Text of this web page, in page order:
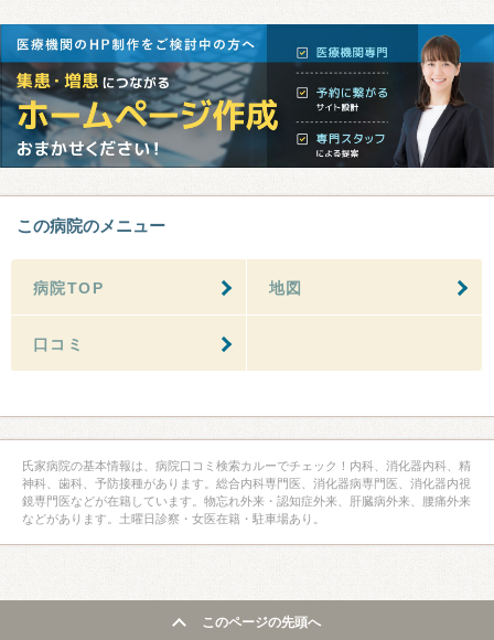
この病院のメニュー
病院TOP 地図
口コミ
氏家病院の基本情報は、病院口コミ検索カルーでチェック！内科、消化器内科、精
神科、歯科、予防接種があります。総合内科専門医、消化器病専門医、消化器内視
鏡専門医などが在籍しています。物忘れ外来・認知症外来、肝臓病外来、腰痛外来
などがあります。土曜日診察・女医在籍・駐車場あり。
このページの先頭へ